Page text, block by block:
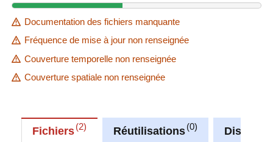
Documentation des fichiers manquante
Fréquence de mise à jour non renseignée
Couverture temporelle non renseignée
Couverture spatiale non renseignée
Fichiers 2 Réutilisations 0